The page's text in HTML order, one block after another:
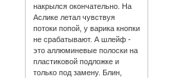
накрылся окончательно. На
Аслике летал чувствуя
потоки попой, у варика кнопки
не срабатывают. А шлейф -
это аллюминевые полоски на
пластиковой подложке и
только под замену. Блин,